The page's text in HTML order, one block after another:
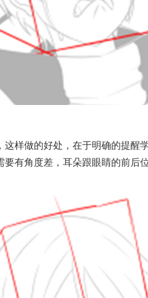
样做的好处，在于明确的提醒
有角度差，耳朵跟眼睛的前后